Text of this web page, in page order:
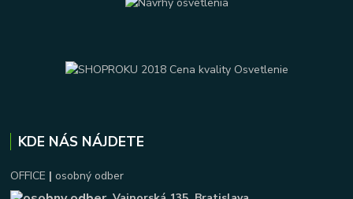
KDE NÁS NÁJDETE
OFFICE | osobný odber